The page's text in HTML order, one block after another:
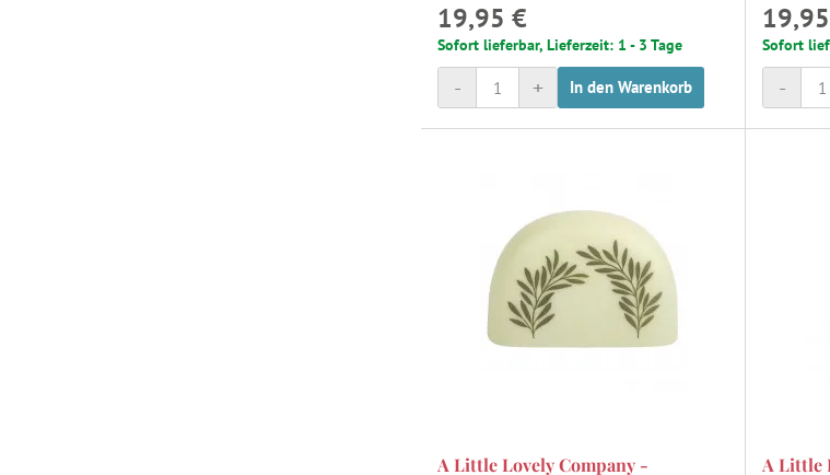
19,95 €
Sofort lieferbar, Lieferzeit: 1 - 3 Tage
+
- In den Warenkorb
Sofort
-
A Little Lovely Company - A Little